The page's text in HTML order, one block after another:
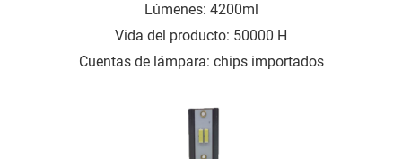
Lúmenes: 4200ml
Vida del producto: 50000 H
Cuentas de lámpara: chips importados